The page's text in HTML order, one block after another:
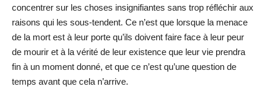
concentrer sur les choses insignifiantes sans trop réfléchir aux
raisons qui les sous-tendent. Ce n’est que lorsque la menace
de la mort est à leur porte qu’ils doivent faire face à leur peur
de mourir et à la vérité de leur existence que leur vie prendra
fin à un moment donné, et que ce n’est qu’une question de
temps avant que cela n’arrive.